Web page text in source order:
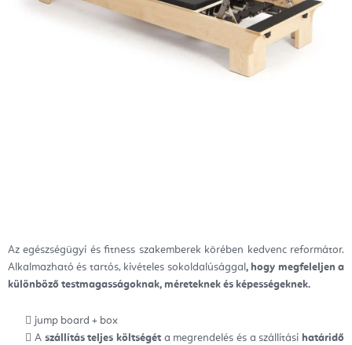
Az egészségügyi és fitness szakemberek körében kedvenc reformátor.
Alkalmazható és tartós, kivételes sokoldalúsággal , hogy megfeleljen a
különböző testmagasságoknak, méreteknek és képességeknek.
jump board + box
A szállítás teljes költségét a megrendelés és a szállítási határidő